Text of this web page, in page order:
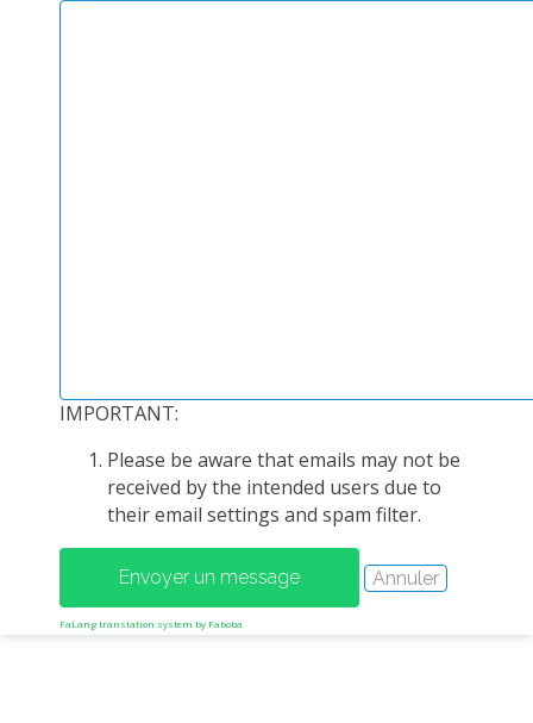
FORMATION DOCTORALE
THÈSES EN COURS
PRODUCTION
MÉTHODES ET OUTILS
PUBLICATIONS SUR HAL
IMPORTANT:
Please be aware that emails may not be
received by the intended users due to
their email settings and spam filter.
FaLang translation system by Faboba